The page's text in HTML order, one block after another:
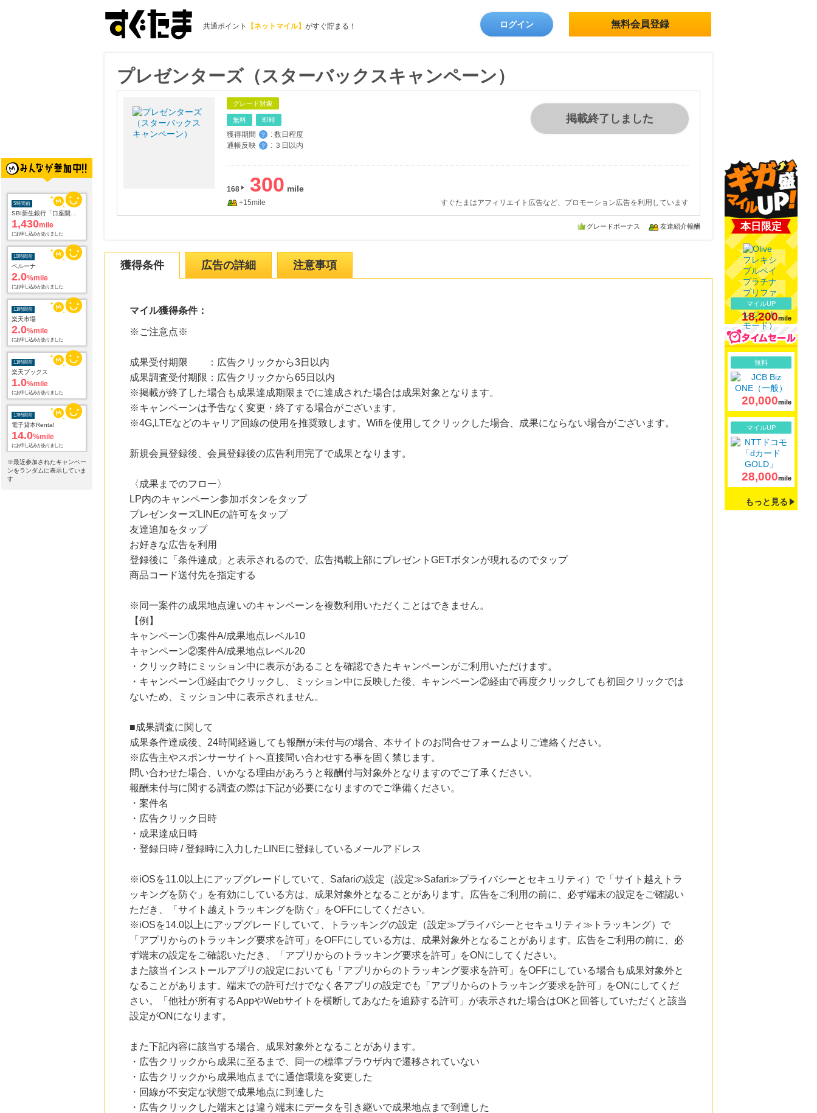
共通ポイント 【ネットマイル】 がすぐ貯まる！ ログイン 無料会員登録
SBI新生銀行「口座開設」
1,430mile
にお申し込みがありました
10時間前
ベルーナ
2.0%mile
にお申し込みがありました
11時間前
楽天市場
2.0%mile
にお申し込みがありました
11時間前
楽天ブックス
1.0%mile
にお申し込みがありました
17時間前
電子貸本Renta!
14.0%mile
にお申し込みがありました
17時間前
Yahoo!ショッピング
2.0%mile
にお申し込みがありました
17時間前
※最近参加されたキャンペー
ンをランダムに表示していま
す
プレゼンターズ（スターバックスキャンペーン）
グレード対象
無料 即時
獲得期間 ？ : 数日程度
通帳反映
？ : ３日以内
掲載終了しました
168 300
+15mile すぐたまはアフィリエイト広告など、プロモーション広告を利用しています
グレードボーナス 友達紹介報酬
獲得条件 広告の詳細 注意事項
マイル獲得条件：
※ご注意点※
成果受付期限 ：広告クリックから3日以内
成果調査受付期限：広告クリックから65日以内
※掲載が終了した場合も成果達成期限までに達成された場合は成果対象となります。
※キャンペーンは予告なく変更・終了する場合がございます。
※4G,LTEなどのキャリア回線の使用を推奨致します。Wifiを使用してクリックした場合、成果にならない場合がございます。
新規会員登録後、会員登録後の広告利用完了で成果となります。
〈成果までのフロー〉
LP内のキャンペーン参加ボタンをタップ
プレゼンターズLINEの許可をタップ
友達追加をタップ
お好きな広告を利用
登録後に「条件達成」と表示されるので、広告掲載上部にプレゼントGETボタンが現れるのでタップ
商品コード送付先を指定する
※同一案件の成果地点違いのキャンペーンを複数利用いただくことはできません。
【例】
キャンペーン①案件A/成果地点レベル10
キャンペーン②案件A/成果地点レベル20
・クリック時にミッション中に表示があることを確認できたキャンペーンがご利用いただけます。
・キャンペーン①経由でクリックし、ミッション中に反映した後、キャンペーン②経由で再度クリックしても初回クリックでは
ないため、ミッション中に表示されません。
■成果調査に関して
成果条件達成後、24時間経過しても報酬が未付与の場合、本サイトのお問合せフォームよりご連絡ください。
※広告主やスポンサーサイトへ直接問い合わせする事を固く禁じます。
問い合わせた場合、いかなる理由があろうと報酬付与対象外となりますのでご了承ください。
報酬未付与に関する調査の際は下記が必要になりますのでご準備ください。
・案件名
・広告クリック日時
・成果達成日時
・登録日時 / 登録時に入力したLINEに登録しているメールアドレス
※iOSを11.0以上にアップグレードしていて、Safariの設定（設定≫Safari≫プライバシーとセキュリティ）で「サイト越えトラ
ッキングを防ぐ」を有効にしている方は、成果対象外となることがあります。広告をご利用の前に、必ず端末の設定をご確認い
ただき、「サイト越えトラッキングを防ぐ」をOFFにしてください。
※iOSを14.0以上にアップグレードしていて、トラッキングの設定（設定≫プライバシーとセキュリティ≫トラッキング）で
「アプリからのトラッキング要求を許可」をOFFにしている方は、成果対象外となることがあります。広告をご利用の前に、必
ず端末の設定をご確認いただき、「アプリからのトラッキング要求を許可」をONにしてください。
また該当インストールアプリの設定においても「アプリからのトラッキング要求を許可」をOFFにしている場合も成果対象外と
なることがあります。端末での許可だけでなく各アプリの設定でも「アプリからのトラッキング要求を許可」をONにしてくだ
さい。「他社が所有するAppやWebサイトを横断してあなたを追跡する許可」が表示された場合はOKと回答していただくと該当
設定がONになります。
また下記内容に該当する場合、成果対象外となることがあります。
・広告クリックから成果に至るまで、同一の標準ブラウザ内で遷移されていない
・広告クリックから成果地点までに通信環境を変更した
・回線が不安定な状態で成果地点に到達した
・広告クリックした端末とは違う端末にデータを引き継いで成果地点まで到達した
本日限定
マイルUP
18,200mile
無料
20,000mile
マイルUP
28,000mile
もっと見る